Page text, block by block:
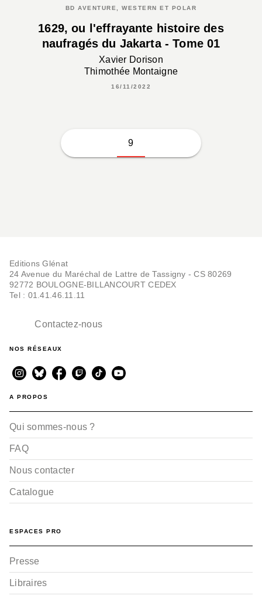
BD AVENTURE, WESTERN ET POLAR
1629, ou l'effrayante histoire des
naufragés du Jakarta - Tome 01
Xavier Dorison
Thimothée Montaigne
16/11/2022
9
Editions Glénat
24 Avenue du Maréchal de Lattre de Tassigny - CS 80269
92772 BOULOGNE-BILLANCOURT CEDEX
Tel : 01.41.46.11.11
Contactez-nous
NOS RÉSEAUX
A PROPOS
Qui sommes-nous ?
FAQ
Nous contacter
Catalogue
ESPACES PRO
Presse
Libraires